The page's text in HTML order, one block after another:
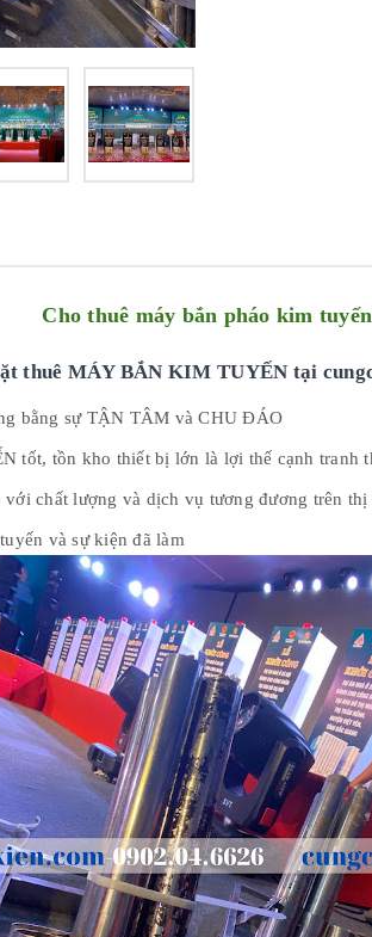
Cho thuê máy bắn pháo kim tuyến
thuê MÁY BẮN KIM TUYẾN tại
bằng sự TẬN TÂM và CHU ĐÁO
tốt, tồn kho thiết bị lớn là lợi thế cạnh tranh
chất lượng và dịch vụ tương đương trên thị
và sự kiện đã làm